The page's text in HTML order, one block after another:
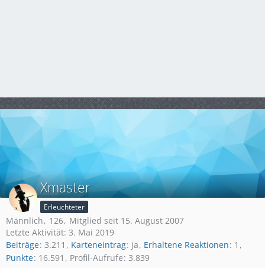
Xmaster
Erleuchteter
Männlich 126 Mitglied seit 15. August 2007
Letzte Aktivität: 3. Mai 2019
Beiträge 3.211 Karteneintrag ja Erhaltene Reaktionen 1
Punkte 16.591 Profil-Aufrufe 3.839